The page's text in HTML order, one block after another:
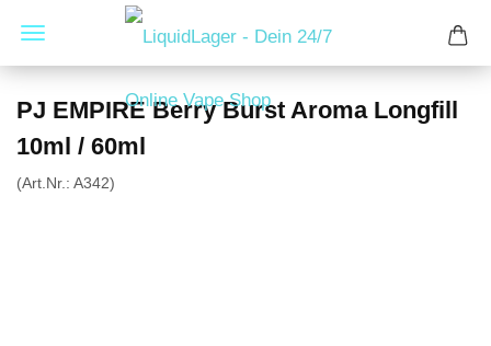
PJ EMPIRE Berry Burst Aroma Longfill
10ml / 60ml
(Art.Nr.: A342)